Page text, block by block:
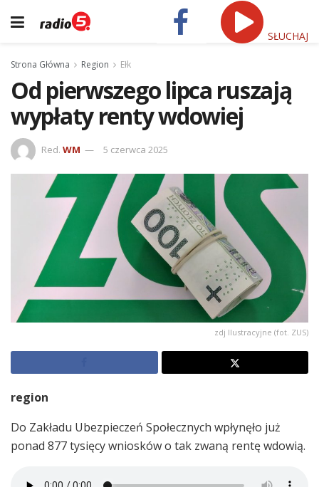
SŁUCHAJ
Strona Główna Region Ełk
Od pierwszego lipca ruszają
wypłaty renty wdowiej
Red. WM 5 czerwca 2025
zdj Ilustracyjne (fot. ZUS)
region
Do Zakładu Ubezpieczeń Społecznych wpłynęło już
ponad 877 tysięcy wniosków o tak zwaną rentę wdowią.